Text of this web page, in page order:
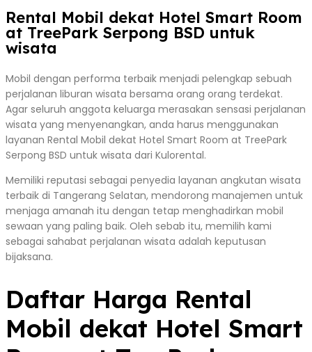
Rental Mobil dekat Hotel Smart Room
at TreePark Serpong BSD untuk
wisata
Mobil dengan performa terbaik menjadi pelengkap sebuah
perjalanan liburan wisata bersama orang orang terdekat.
Agar seluruh anggota keluarga merasakan sensasi perjalanan
wisata yang menyenangkan, anda harus menggunakan
layanan Rental Mobil dekat Hotel Smart Room at TreePark
Serpong BSD untuk wisata dari Kulorental.
Memiliki reputasi sebagai penyedia layanan angkutan wisata
terbaik di Tangerang Selatan, mendorong manajemen untuk
menjaga amanah itu dengan tetap menghadirkan mobil
sewaan yang paling baik. Oleh sebab itu, memilih kami
sebagai sahabat perjalanan wisata adalah keputusan
bijaksana.
Daftar Harga Rental
Mobil dekat Hotel Smart